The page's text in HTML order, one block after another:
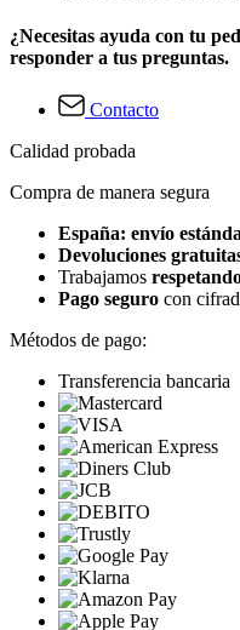
¿Necesitas ayuda con tu
responder a tus preguntas.
Contacto
Calidad probada
Compra de manera segura
España: envío
Devoluciones
Trabajamos
Pago seguro con
Métodos de pago:
Transferencia bancaria